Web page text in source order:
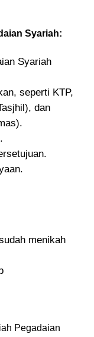
Syariah:
Syariah
seperti KTP,
dan
menikah
Pegadaian